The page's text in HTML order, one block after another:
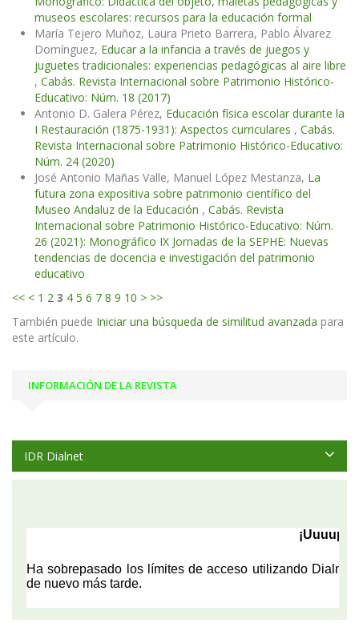
museos escolares: recursos para la educación formal
María Tejero Muñoz, Laura Prieto Barrera, Pablo Álvarez
Domínguez, Educar a la infancia a través de juegos y
juguetes tradicionales: experiencias pedagógicas al aire libre
, Cabás. Revista Internacional sobre Patrimonio Histórico-
Educativo: Núm. 18 (2017)
Antonio D. Galera Pérez, Educación física escolar durante la
I Restauración (1875-1931): Aspectos curriculares , Cabás.
Revista Internacional sobre Patrimonio Histórico-Educativo:
Núm. 24 (2020)
José Antonio Mañas Valle, Manuel López Mestanza, La
futura zona expositiva sobre patrimonio científico del
Museo Andaluz de la Educación , Cabás. Revista
Internacional sobre Patrimonio Histórico-Educativo: Núm.
26 (2021): Monográfico IX Jornadas de la SEPHE: Nuevas
tendencias de docencia e investigación del patrimonio
educativo
<< < 1 2 3 4 5 6 7 8 9 10 > >>
También puede Iniciar una búsqueda de similitud avanzada para
este artículo.
INFORMACIÓN DE LA REVISTA
IDR Dialnet